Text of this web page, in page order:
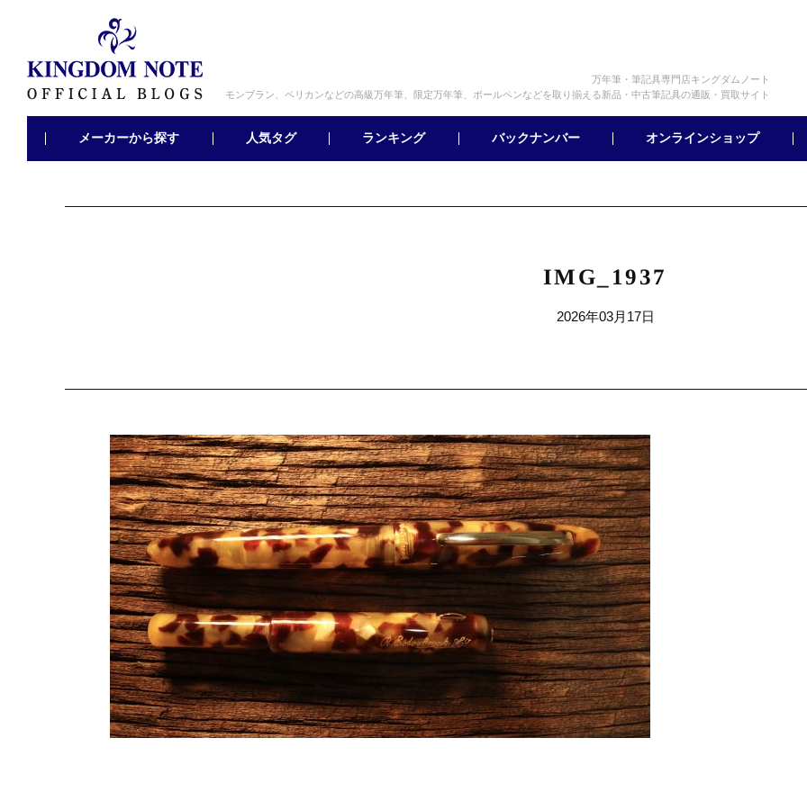
万年筆・筆記具専門店キングダムノート
モンブラン、ペリカンなどの高級万年筆、限定万年筆、ボールペンなどを取り揃える新品・中古筆記具の通販・買取サイト
メーカーから探す 人気タグ ランキング バックナンバー オンラインショップ
IMG_1937
2026年03月17日